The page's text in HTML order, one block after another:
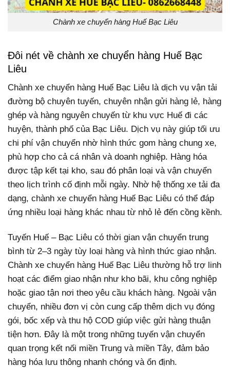
Chành xe chuyển hàng Huế Bạc Liêu
Đôi nét về chành xe chuyển hàng Huế Bạc
Liêu
Chành xe chuyển hàng Huế Bạc Liêu là dịch vụ vận tải
đường bộ chuyên tuyến, chuyên nhận gửi hàng lẻ, hàng
ghép và hàng nguyên chuyến từ khu vực Huế đi các
huyện, thành phố của Bạc Liêu. Dịch vụ này giúp tối ưu
chi phí vận chuyển nhờ hình thức gom hàng chung xe,
phù hợp cho cả cá nhân và doanh nghiệp. Hàng hóa
được tập kết tại kho, sau đó phân loại và vận chuyển
theo lịch trình cố định mỗi ngày. Nhờ hệ thống xe tải đa
dạng, chành xe chuyển hàng Huế Bạc Liêu có thể đáp
ứng nhiều loại hàng khác nhau từ nhỏ lẻ đến cồng kềnh.
Tuyến Huế – Bạc Liêu có thời gian vận chuyển trung
bình từ 2–3 ngày tùy loại hàng và hình thức giao nhận.
Chành xe chuyển hàng Huế Bạc Liêu thường hỗ trợ linh
hoạt các điểm giao nhận như kho bãi, khu công nghiệp
hoặc giao tận nơi theo yêu cầu khách hàng. Ngoài vận
chuyển, nhiều đơn vị còn cung cấp thêm dịch vụ đóng
gói, bốc xếp và thu hộ COD giúp việc gửi hàng thuận
tiện hơn. Đây là một trong những tuyến vận chuyển
quan trọng kết nối miền Trung và miền Tây, đảm bảo
hàng hóa lưu thông nhanh chóng và ổn định.